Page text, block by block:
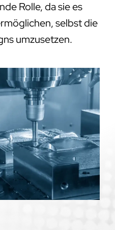
Rolle, da sie es
selbst die
umzusetzen.